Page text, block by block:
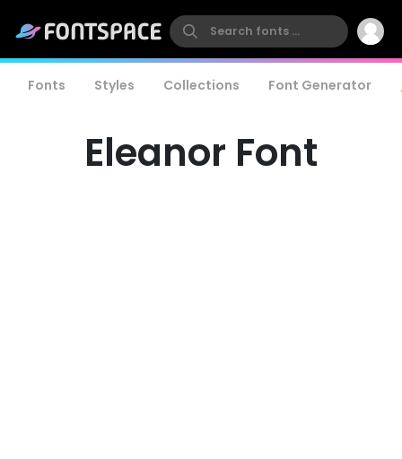
Fonts Styles Collections Font Generator
Eleanor Font